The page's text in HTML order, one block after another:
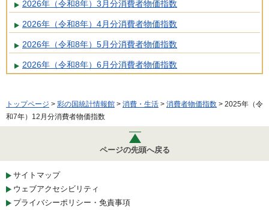
2026年（令和8年）3月分消費者物価指数
2026年（令和8年）4月分消費者物価指数
2026年（令和8年）5月分消費者物価指数
2026年（令和8年）6月分消費者物価指数
トップページ > 彩の国統計情報館 > 消費・生活 > 消費者物価指数 > 2025年（令
和7年）12月分消費者物価指数
ページの先頭へ戻る
サイトマップ
ウェブアクセシビリティ
プライバシーポリシー・免責事項